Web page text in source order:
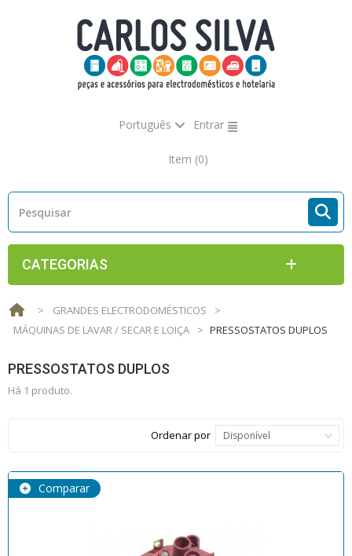
Português Entrar
Item (0)
CATEGORIAS
> GRANDES ELECTRODOMÉSTICOS
>
MÁQUINAS DE LAVAR / SECAR E LOIÇA
> PRESSOSTATOS DUPLOS
PRESSOSTATOS DUPLOS
Há 1 produto.
Ordenar por Disponível
Comparar